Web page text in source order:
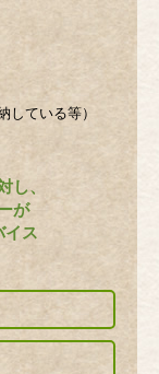
している等）
し、
が
イス